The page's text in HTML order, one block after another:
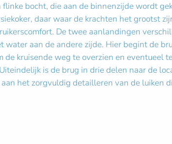
bocht, die aan de binnenzijde wordt
daar waar de krachten het grootst
De twee aanlandingen
water aan de andere zijde. Hier begint de
kruisende weg te overzien en eventueel
is de brug in drie delen naar de
het zorgvuldig detailleren van de luiken